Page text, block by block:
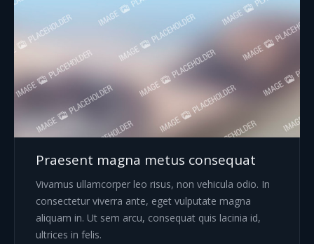
Praesent magna metus consequat
Vivamus ullamcorper leo risus, non vehicula odio. In
consectetur viverra ante, eget vulputate magna
aliquam in. Ut sem arcu, consequat quis lacinia id,
ultrices in felis.